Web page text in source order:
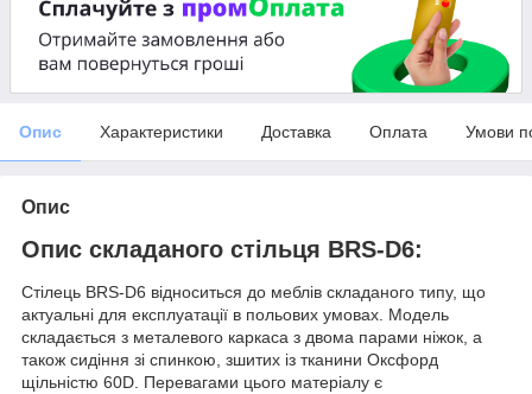
Опис Характеристики Доставка Оплата Умови
Опис
Опис складаного стільця BRS-D6:
Стілець BRS-D6 відноситься до меблів складаного типу, що
актуальні для експлуатації в польових умовах. Модель
складається з металевого каркаса з двома парами ніжок, а
також сидіння зі спинкою, зшитих із тканини Оксфорд
щільністю 60D. Перевагами цього матеріалу є